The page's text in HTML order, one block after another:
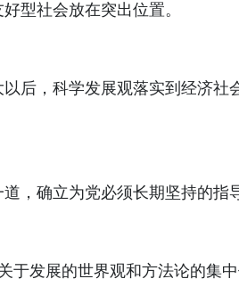
型社会放在突出位置。
后，科学发展观落实到经济社
，确立为党必须长期坚持的指
发展的世界观和方法论的集